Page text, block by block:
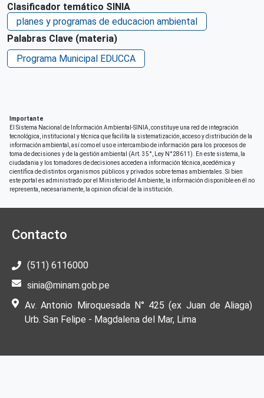
Perú
Derechos de acceso
Acceso irrestricto a todo su contenido
Repositorio de origen
Clasificador temático SINIA
planes y programas de educacion ambiental
Palabras Clave (materia)
Programa Municipal EDUCCA
Importante
El Sistema Nacional de Información Ambiental-SINIA, constituye una red de integración
tecnológica, institucional y técnica que facilita la sistematización, acceso y distribución de la
información ambiental, así como el uso e intercambio de información para los procesos de
toma de decisiones y de la gestión ambiental (Art. 35°, Ley N°28611). En este sistema, la
ciudadania y los tomadores de decisiones acceden a información técnica, acedémica y
científica de distintos organismos públicos y privados sobre temas ambientales. Si bien
este portal es administrado por el Ministerio del Ambiente, la información disponible en él no
representa, necesariamente, la opinion oficial de la institución.
Contacto
(511) 6116000
sinia@minam.gob.pe
Av. Antonio Miroquesada N° 425 (ex Juan de Aliaga)
Urb. San Felipe - Magdalena del Mar, Lima